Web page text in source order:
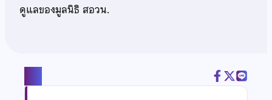
ดูแลของมูลนิธิ สอวน.